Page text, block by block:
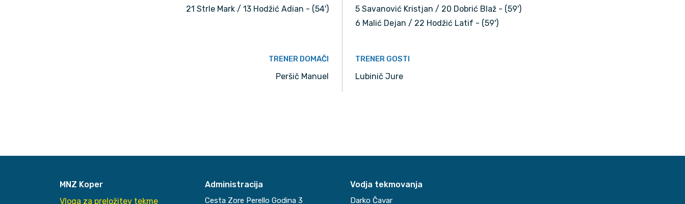
21 Strle Mark / 13 Hodžić Adian - (54')
5 Savanović Kristjan / 20 Dobrić Blaž - (59')
6 Malić Dejan / 22 Hodžić Latif - (59')
TRENER DOMAČI
Peršič Manuel
TRENER GOSTI
Lubinič Jure
MNZ Koper
Vloga za preložitev tekme
Administracija
Cesta Zore Perello Godina 3
Vodja tekmovanja
Darko Čavar